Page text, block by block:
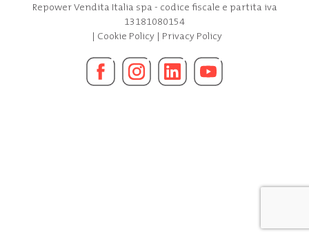
Repower Vendita Italia spa - codice fiscale e partita iva
13181080154
| Cookie Policy| Privacy Policy